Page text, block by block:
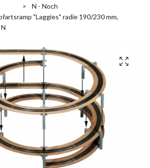
N - Noch
"Laggies" radie 190/230 mm,